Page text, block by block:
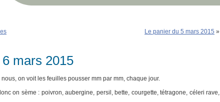
Le panier du 5 mars 2015 »
mars 2015
on voit les feuilles pousser mm par mm, chaque jour.
on sème : poivron, aubergine, persil, bette, courgette, tétragone, céleri rave,